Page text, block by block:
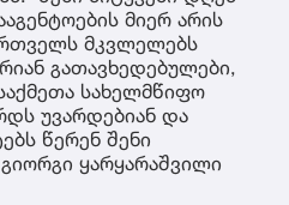
მიერ არის
მკვლელებს
გათავხედებულები,
სახელმწიფო
უვარდებიან და
წერენ შენი
ყარყარაშვილი